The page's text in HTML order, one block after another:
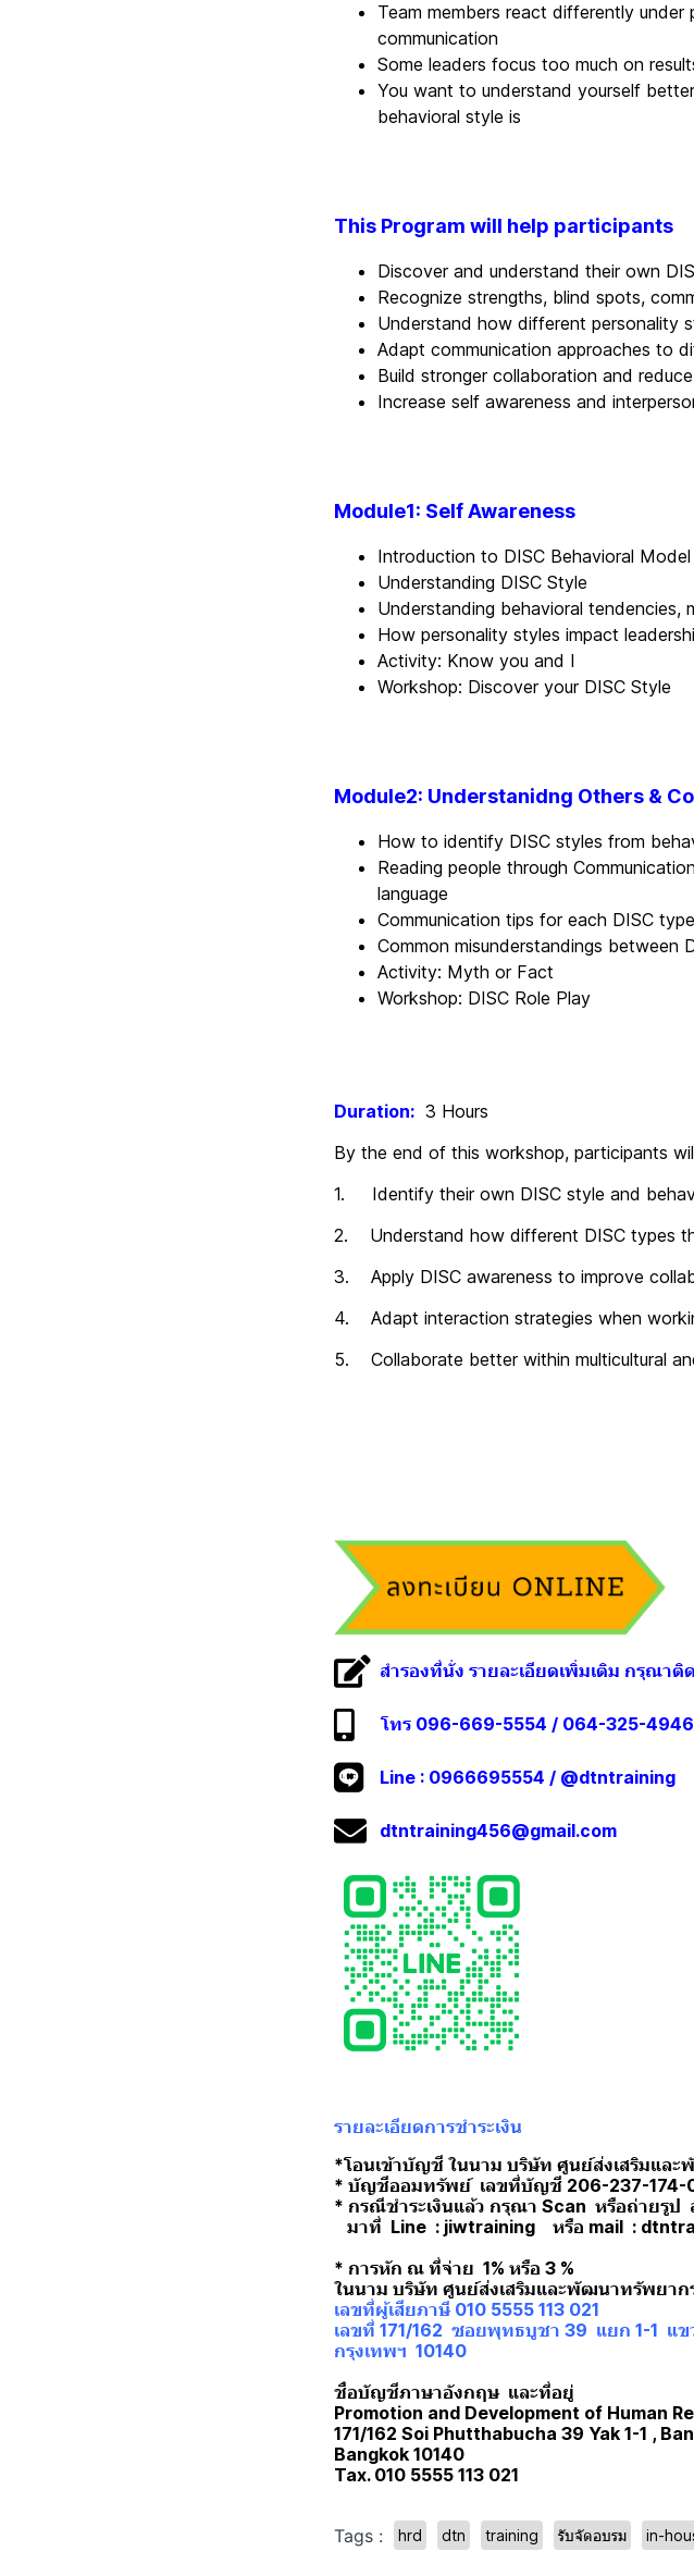
Team members react differently
communication
Some leaders focus too much on
You want to understand yourself
behavioral style is
This Program will help participants
Discover and understand their own
Recognize strengths, blind spots,
Understand how different personality
Adapt communication approaches to
Build stronger collaboration and
Increase self awareness and
Module1: Self Awareness
Introduction to DISC Behavioral Model
Understanding DISC Style
Understanding behavioral tendencies,
How personality styles impact
Activity: Know you and I
Workshop: Discover your DISC Style
Module2: Understanidng Others &
How to identify DISC styles from
Reading people through
language
Communication tips for each DISC type
Common misunderstandings between
Activity: Myth or Fact
Workshop: DISC Role Play
Duration: 3 Hours
By the end of this workshop, participants
1. Identify their own DISC style and
2. Understand how different DISC types
3. Apply DISC awareness to improve
4. Adapt interaction strategies when
5. Collaborate better within multicultural
สำรองที่นั่ง รายละเอียดเพิ่มเติม กรุณาติ
โทร 096-669-5554 / 064-325-4946
Line : 0966695554 / @dtntraining
dtntraining456@gmail.com
รายละเอียดการชำระเงิน
*โอนเข้าบัญชี ในนาม บริษัท ศูนย์ส่งเสริมแล
* บัญชีออมทรัพย์ เลขที่บัญชี 206-237-174-
* กรณีชำระเงินแล้ว กรุณา Scan หรือถ่ายรูป
มาที่ Line : jiwtraining หรือ mail :
* การหัก ณ ที่จ่าย 1% หรือ 3 %
ในนาม บริษัท ศูนย์ส่งเสริมและพัฒนาทรัพยา
เลขที่ผู้เสียภาษี 010 5555 113 021
เลขที่ 171/162 ซอยพุทธบูชา 39 แยก 1-1 แ
กรุงเทพฯ 10140
ชื่อบัญชีภาษาอังกฤษ และที่อยู่
Promotion and Development of Human
171/162 Soi Phutthabucha 39 Yak 1-1 ,
Bangkok 10140
Tax. 010 5555 113 021
Tags : hrd dtn training รับจัดอบรม in-